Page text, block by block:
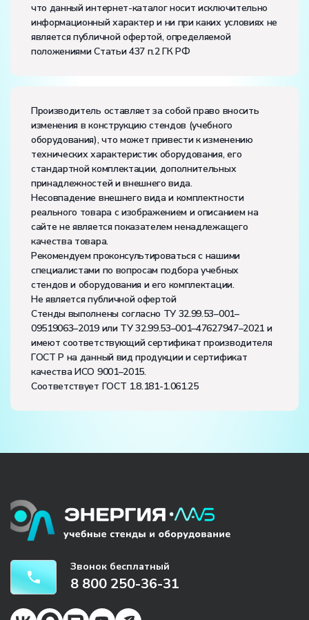
частота, Гц:50
Класс защиты от поражения электрическим током:
Диапазон рабочих температур, ˚С:+10…+35
Влажность, %:до 80
что данный интернет-каталог носит исключительно
информационный характер и ни при каких условиях не
является публичной офертой, определяемой
положениями Статьи 437 п.2 ГК РФ
Производитель оставляет за собой право вносить
изменения в конструкцию стендов (учебного
оборудования), что может привести к изменению
технических характеристик оборудования, его
стандартной комплектации, дополнительных
принадлежностей и внешнего вида.
Несовпадение внешнего вида и комплектности
реального товара с изображением и описанием на
сайте не является показателем ненадлежащего
качества товара.
Рекомендуем проконсультироваться с нашими
специалистами по вопросам подбора учебных
стендов и оборудования и его комплектации.
Не является публичной офертой
Стенды выполнены согласно ТУ 32.99.53–001–
09519063–2019 или ТУ 32.99.53–001–47627947–2021 и
имеют соответствующий сертификат производителя
ГОСТ Р на данный вид продукции и сертификат
качества ИСО 9001–2015.
Соответствует ГОСТ 1.8.181-1.061.25
Звонок бесплатный
8 800 250-36-31